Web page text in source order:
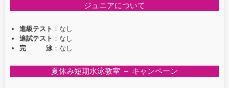
ジュニアについて
進級テスト ：なし
追試テスト ：なし
完 泳 ：なし
夏休み短期水泳教室 ＋ キャンペーン